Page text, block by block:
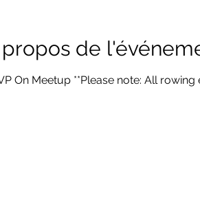
de
On Meetup **Please note: All